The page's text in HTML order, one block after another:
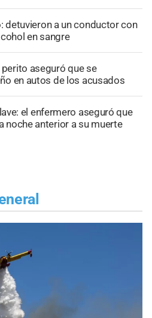
detuvieron a un conductor con
en sangre
perito aseguró que se
en autos de los acusados
el enfermero aseguró que
noche anterior a su muerte